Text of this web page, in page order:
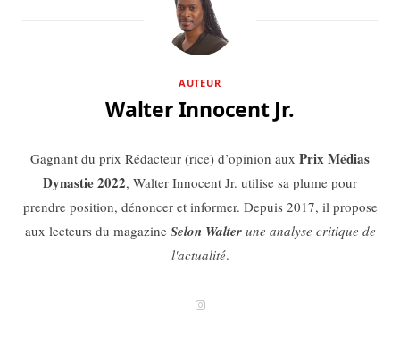
AUTEUR
Walter Innocent Jr.
Gagnant du prix Rédacteur (rice) d’opinion aux Prix Médias
Dynastie 2022, Walter Innocent Jr. utilise sa plume pour
prendre position, dénoncer et informer. Depuis 2017, il propose
aux lecteurs du magazine Selon Walterune analyse critique de
l'actualité.
I